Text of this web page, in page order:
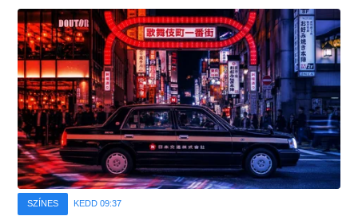
SZÍNES KEDD 09:37